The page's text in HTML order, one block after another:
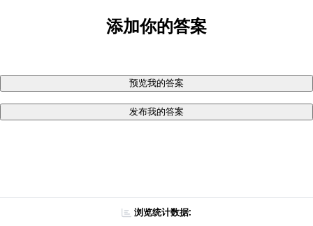
添加你的答案
预览我的答案
发布我的答案
浏览统计数据: